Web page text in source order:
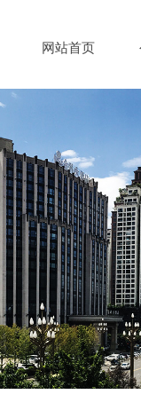
网站首页